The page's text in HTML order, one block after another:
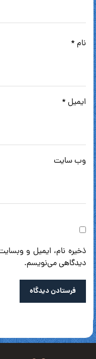
نام *
ایمیل *
وب‌ سایت
ذخیره نام، ایمیل و
دیدگاهی می‌نویسم.
فرستادن دیدگاه